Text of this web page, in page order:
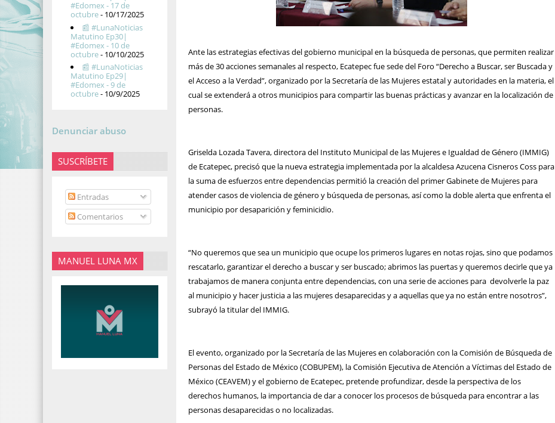
#Edomex - 17 de
octubre- 10/17/2025
📰 #LunaNoticias
Matutino Ep30|
#Edomex - 10 de
octubre- 10/10/2025
📰 #LunaNoticias
Matutino Ep29|
#Edomex - 9 de
octubre- 10/9/2025
Denunciar abuso
SUSCRÍBETE
Entradas
Comentarios
MANUEL LUNA MX
Ante las estrategias efectivas del gobierno municipal en la búsqueda de personas, que permiten realizar
más de 30 acciones semanales al respecto, Ecatepec fue sede del Foro “Derecho a Buscar, ser Buscada y
el Acceso a la Verdad”, organizado por la Secretaría de las Mujeres estatal y autoridades en la materia, el
cual se extenderá a otros municipios para compartir las buenas prácticas y avanzar en la localización de
personas.
Griselda Lozada Tavera, directora del Instituto Municipal de las Mujeres e Igualdad de Género (IMMIG)
de Ecatepec, precisó que la nueva estrategia implementada por la alcaldesa Azucena Cisneros Coss para
la suma de esfuerzos entre dependencias permitió la creación del primer Gabinete de Mujeres para
atender casos de violencia de género y búsqueda de personas, así como la doble alerta que enfrenta el
municipio por desaparición y feminicidio.
“No queremos que sea un municipio que ocupe los primeros lugares en notas rojas, sino que podamos
rescatarlo, garantizar el derecho a buscar y ser buscado; abrimos las puertas y queremos decirle que ya
trabajamos de manera conjunta entre dependencias, con una serie de acciones para devolverle la paz
al municipio y hacer justicia a las mujeres desaparecidas y a aquellas que ya no están entre nosotros”,
subrayó la titular del IMMIG.
El evento, organizado por la Secretaría de las Mujeres en colaboración con la Comisión de Búsqueda de
Personas del Estado de México (COBUPEM), la Comisión Ejecutiva de Atención a Víctimas del Estado de
México (CEAVEM) y el gobierno de Ecatepec, pretende profundizar, desde la perspectiva de los
derechos humanos, la importancia de dar a conocer los procesos de búsqueda para encontrar a las
personas desaparecidas o no localizadas.